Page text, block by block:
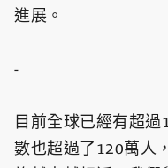
進展。
-
目前全球已經有超
數也超過了120萬人